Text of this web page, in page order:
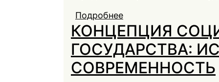
Подробнее
КОНЦЕПЦИЯ
ГОСУДАРСТВА:
СОВРЕМЕННОСТЬ